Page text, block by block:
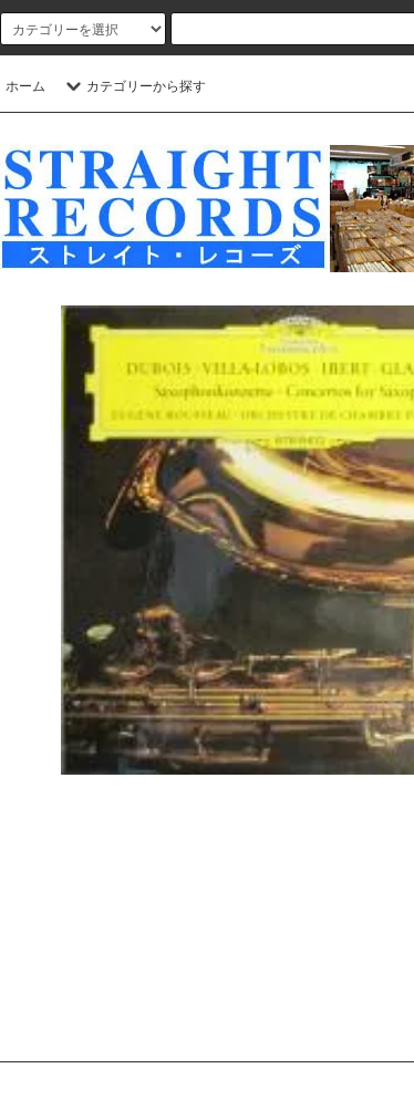
ホーム カテゴリーから探す